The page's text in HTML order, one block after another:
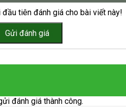
tiên đánh giá cho bài viết này!
đánh giá thành công.